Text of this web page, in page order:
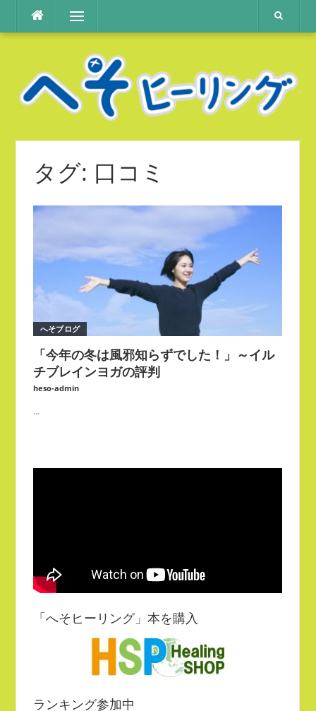
テ
メニュー
タグ: 口コミ
へそブログ
「今年の冬は風邪知らずでした！」～イル
チブレインヨガの評判
heso-admin
...
「へそヒーリング」本を購入
ランキング参加中